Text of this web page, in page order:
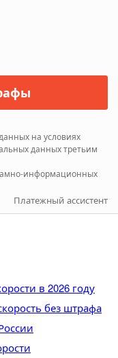
на условиях
данных третьим
информационных
Платежный ассистент
в 2026 году
без штрафа